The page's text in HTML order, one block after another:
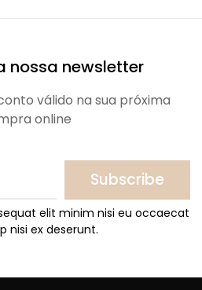
nossa newsletter
válido na sua próxima
online
Subscribe
elit minim nisi eu occaecat
nisi ex deserunt.